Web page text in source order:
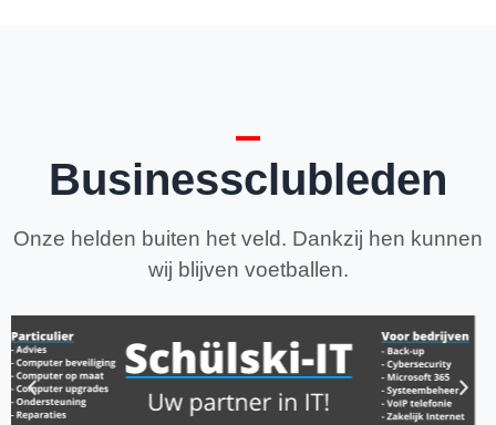
Businessclubleden
Onze helden buiten het veld. Dankzij hen kunnen
wij blijven voetballen.